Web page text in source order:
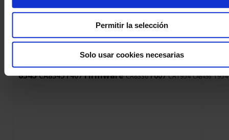
Permitir la selección
Solo usar cookies necesarias
Haga una pregunta a un técnico de apoyo
8345 CA8345 F407 Firmware CA8336 F607 CA1954 CA8436 1954